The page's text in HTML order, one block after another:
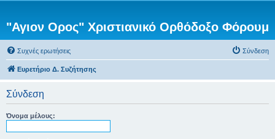
"Αγιον Ορος" Χριστιανικό Ορθόδοξο Φόρουμ
Συχνές ερωτήσεις Σύνδεση
Ευρετήριο Δ. Συζήτησης
Σύνδεση
Όνομα μέλους: